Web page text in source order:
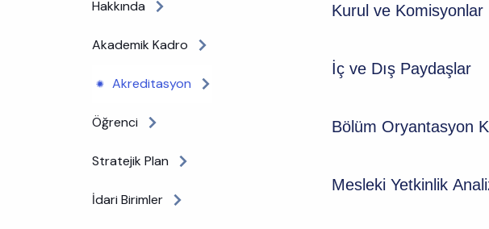
Hakkında
Akademik Kadro
Akreditasyon
Öğrenci
Stratejik Plan
İdari Birimler
Kurul ve Komisyonlar
İç ve Dış Paydaşlar
Bölüm Oryantasyon
Mesleki Yetkinlik